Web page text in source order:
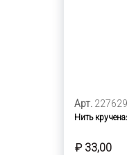
Арт. 227629
Нить
₽ 33,00